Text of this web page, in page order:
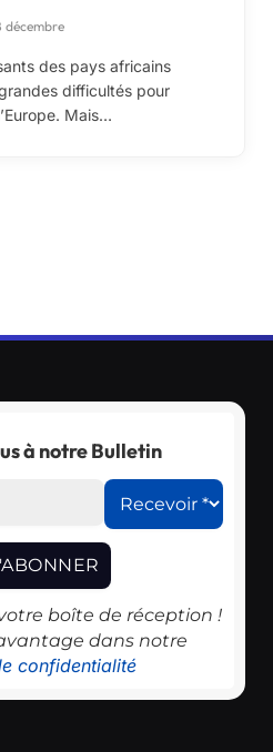
décembre
des pays africains
difficultés pour
Mais…
à notre Bulletin
boîte de réception !
dans notre
confidentialité